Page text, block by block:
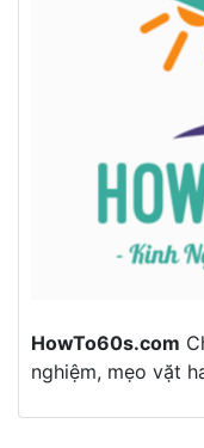
HowTo60s.com
nghiệm, mẹo vặt